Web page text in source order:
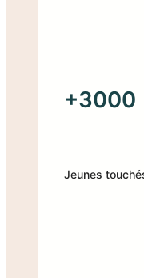
+3000
Jeunes